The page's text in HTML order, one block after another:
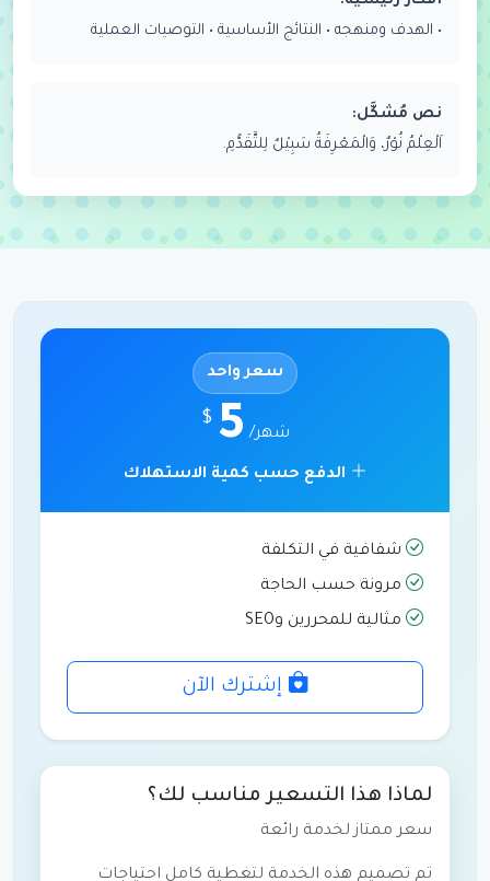
• الهدف ومنهجه • النتائج الأساسية • التوصيات العملية
نص مُشكَّل:
اَلْعِلْمُ نُوْرٌ، وَالْمَعْرِفَةُ سَبِيْلٌ لِلتَّقَدُّمِ.
سعر واحد
$ 5 /شهر
الدفع حسب كمية الاستهلاك
شفافية في التكلفة
مرونة حسب الحاجة
مثالية للمحررين وSEO
إشترك الآن
لماذا هذا التسعير مناسب لك؟
سعر ممتاز لخدمة رائعة
تم تصميم هذه الخدمة لتغطية كامل احتياجات